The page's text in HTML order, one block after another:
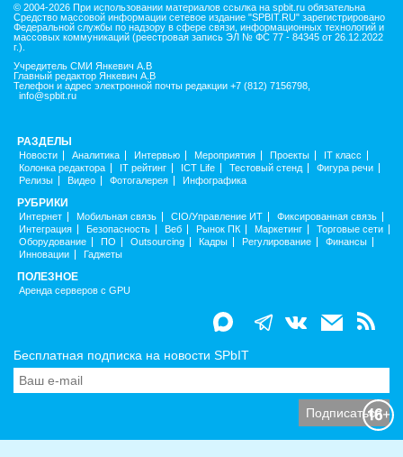
© 2004-2026 При использовании материалов ссылка на spbit.ru обязательна
Средство массовой информации сетевое издание "SPBIT.RU" зарегистрировано
Федеральной службы по надзору в сфере связи, информационных технологий и
массовых коммуникаций (реестровая запись ЭЛ № ФС 77 - 84345 от 26.12.2022
г.).
Учредитель СМИ Янкевич А.В
Главный редактор Янкевич А.В
Телефон и адрес электронной почты редакции +7 (812) 7156798,
info@spbit.ru
РАЗДЕЛЫ
Новости Аналитика Интервью Мероприятия Проекты
IT класс
Колонка редактора
IT рейтинг ICT Life Тестовый стенд
Фигура речи
Релизы
Видео Фотогалерея Инфографика
РУБРИКИ
Интернет Мобильная связь CIO/Управление ИТ
Фиксированная связь
Интеграция
Безопасность Веб Рынок ПК Маркетинг
Торговые сети
Оборудование
ПО Outsourcing Кадры Регулирование
Финансы
Инновации
Гаджеты
ПОЛЕЗНОЕ
Аренда серверов с GPU
Бесплатная подписка на новости SPbIT